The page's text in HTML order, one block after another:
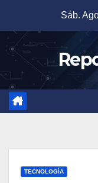
contenido
Sáb.
TECNOLOGÍA